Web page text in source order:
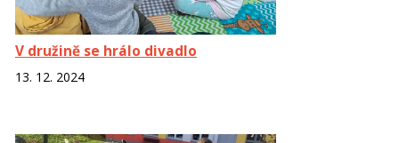
V družině se hrálo divadlo
13. 12. 2024